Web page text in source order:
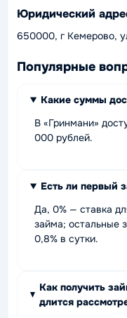
Юридический
650000, г Кемерово,
Популярные
Какие суммы
В «Гринмани»
000 рублей.
Есть ли первый
Да, 0% — ставка
займа; остальные
0,8% в сутки.
Как получить
длится